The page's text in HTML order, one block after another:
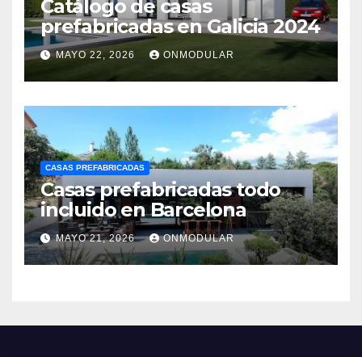
Catálogo de casas
prefabricadas en Galicia 2024
MAYO 22, 2026 ONMODULAR
CASAS PREFABRICADAS
Casas prefabricadas todo
incluido en Barcelona
MAYO 21, 2026 ONMODULAR